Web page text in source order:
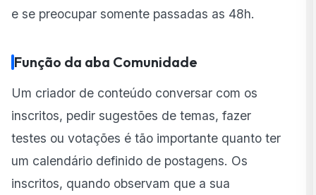
e se preocupar somente passadas as 48h.
Função da aba Comunidade
Um criador de conteúdo conversar com os
inscritos, pedir sugestões de temas, fazer
testes ou votações é tão importante quanto ter
um calendário definido de postagens. Os
inscritos, quando observam que a sua